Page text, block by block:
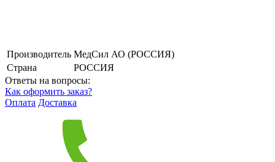
Производитель МедСил АО (РОССИЯ)
Страна
РОССИЯ
Ответы на вопросы:
Как оформить заказ?
Оплата Доставка